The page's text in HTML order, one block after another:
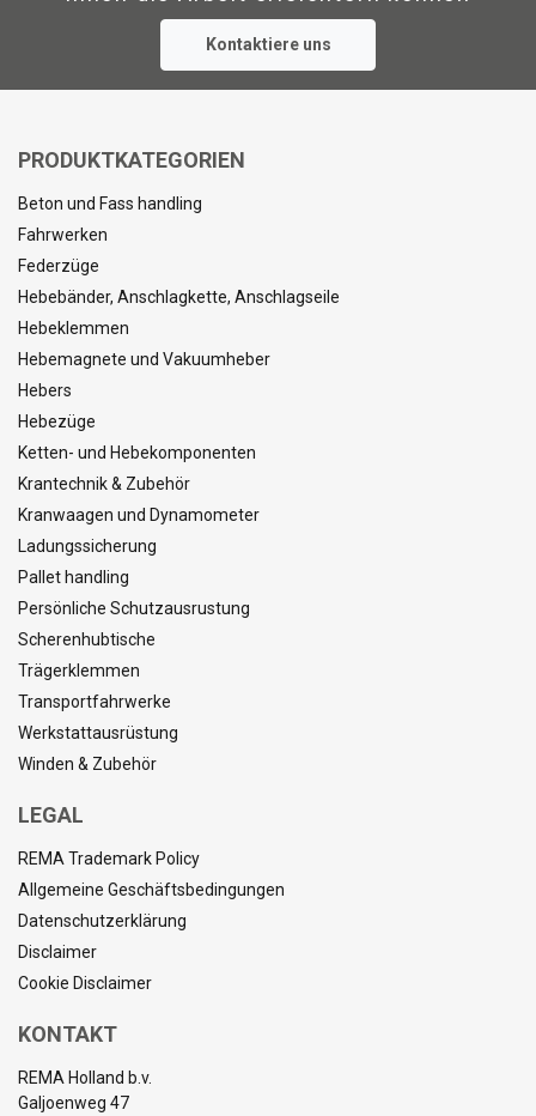
Kontaktiere uns
PRODUKTKATEGORIEN
Beton und Fass handling
Fahrwerken
Federzüge
Hebebänder, Anschlagkette, Anschlagseile
Hebeklemmen
Hebemagnete und Vakuumheber
Hebers
Hebezüge
Ketten- und Hebekomponenten
Krantechnik & Zubehör
Kranwaagen und Dynamometer
Ladungssicherung
Pallet handling
Persönliche Schutzausrustung
Scherenhubtische
Trägerklemmen
Transportfahrwerke
Werkstattausrüstung
Winden & Zubehör
LEGAL
REMA Trademark Policy
Allgemeine Geschäftsbedingungen
Datenschutzerklärung
Disclaimer
Cookie Disclaimer
KONTAKT
REMA Holland b.v.
Galjoenweg 47
DETAILS ANZEIGEN